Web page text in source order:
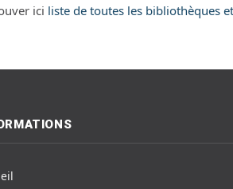
ici liste de toutes les bibliothèques